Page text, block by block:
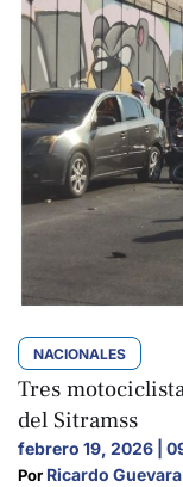
NACIONALES
Tres
del Sitramss
febrero 19, 2026 |
Por Ricardo Guevara